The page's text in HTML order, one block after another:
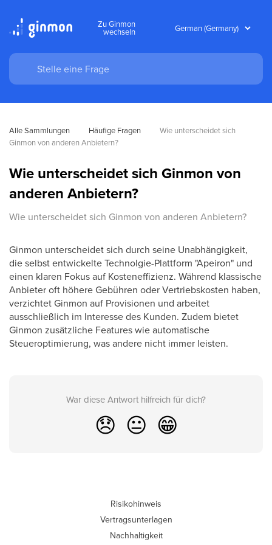
Zu Ginmon
wechseln
Alle Sammlungen Häufige Fragen
Wie unterscheidet sich
Ginmon von anderen Anbietern?
Wie unterscheidet sich Ginmon von
anderen Anbietern?
Wie unterscheidet sich Ginmon von anderen Anbietern?
Ginmon unterscheidet sich durch seine Unabhängigkeit,
die selbst entwickelte Technolgie-Plattform "Apeiron" und
einen klaren Fokus auf Kosteneffizienz. Während klassische
Anbieter oft höhere Gebühren oder Vertriebskosten haben,
verzichtet Ginmon auf Provisionen und arbeitet
ausschließlich im Interesse des Kunden. Zudem bietet
Ginmon zusätzliche Features wie automatische
Steueroptimierung, was andere nicht immer leisten.
War diese Antwort hilfreich für dich?
😞 😐 😁
Risikohinweis
Vertragsunterlagen
Nachhaltigkeit